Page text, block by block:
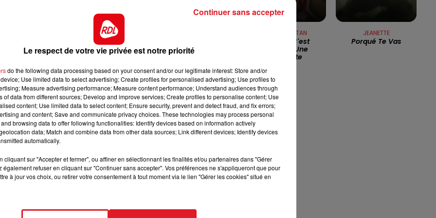
RDL & VOUS LES APRÈS-MIDI QUI CHANTENT
haie, et va retrouver le steeple qu'il affectione. Malgré
difficile d'aller contre lui.
fait preuve de sérieux à chacune de ses sorties
et pourrait bien réaliser une grande performance
Marvel Cerisy, qui vient aussi de faire une rentrée. Des
prendre une part active à l'arrivée.
de Craon (3é) tout en prenant les commandes
parcourir pour la 1ére fois ce tracé, avec ambitions.
il sera dans son élément sur une piste où il a une
place est dans le quinté.
qui va se plaire dans cette épreuve avec un petit
dans la discipline.
déjà montré sa qualité avec 3 victoires d'affilée cette
il sera suivi avec intêret.
SYLVIE VARTAN
L'amour C'est
Comme Une
Cigarette
JEANETTE
Porqué Te Vas
Le respect de votre vie privée est notre priorité
do the following data processing based on your consent and/or our legitimate interest: Store and/or
Use limited data to select advertising; Create profiles for personalised advertising; Use profiles to
Measure advertising performance; Measure content performance; Understand audiences through
of data from different sources; Develop and improve services; Create profiles to personalise content; Use
content; Use limited data to select content; Ensure security, prevent and detect fraud, and fix errors;
and content; Save and communicate privacy choices. These technologies may process personal
browsing data to offer following functionalities: Identify devices based on information actively
data; Match and combine data from other data sources; Link different devices; Identify devices
automatically.
cliquant sur "Accepter et fermer", ou affiner en sélectionnant les finalités et/ou partenaires dans "Gérer
également refuser en cliquant sur "Continuer sans accepter". Vos préférences ne s'appliqueront que pour
à jour vos choix, ou retirer votre consentement à tout moment via le lien "Gérer les cookies" situé en
Continuer sans accepter